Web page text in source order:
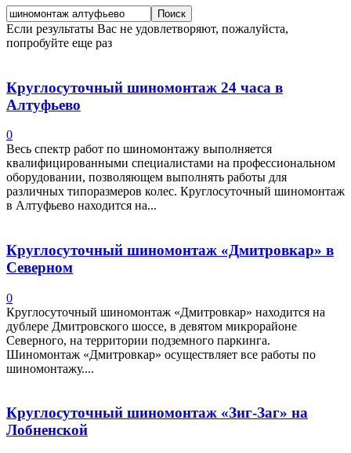
Если результаты Вас не удовлетворяют, пожалуйста,
попробуйте еще раз
Круглосуточный шиномонтаж 24 часа в
Алтуфьево
0
Весь спектр работ по шиномонтажу выполняется
квалифицированными специалистами на профессиональном
оборудовании, позволяющем выполнять работы для
различных типоразмеров колес. Круглосуточный шиномонтаж
в Алтуфьево находится на...
Круглосуточный шиномонтаж «Дмитровкар» в
Северном
0
Круглосуточный шиномонтаж «Дмитровкар» находится на
дублере Дмитровского шоссе, в девятом микрорайоне
Северного, на территории подземного паркинга.
Шиномонтаж «Дмитровкар» осуществляет все работы по
шиномонтажу....
Круглосуточный шиномонтаж «Зиг-Заг» на
Лобненской